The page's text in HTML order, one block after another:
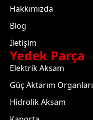
Hakkımızda
Blog
İletişim
Yedek Parça
Elektrik Aksam
Güç Aktarım Organları
Hidrolik Aksam